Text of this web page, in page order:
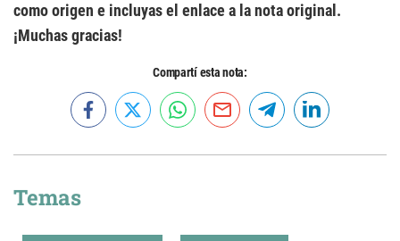
como origen e incluyas el enlace a la nota original.
¡Muchas gracias!
Compartí esta nota:
Temas